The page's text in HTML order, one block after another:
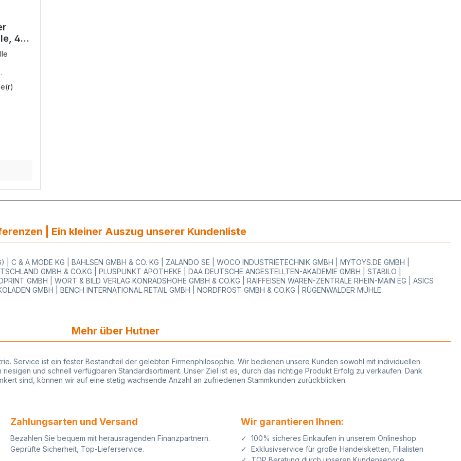
4
sich
für
durch
die
| Ein kleiner Auszug unserer Kundenliste
| C & A MODE KG | BAHLSEN GMBH & CO. KG | ZALANDO SE | WOCO INDUSTRIETECHNIK GMBH | MYTOYS.DE GMBH |
GMBH & CO.KG | PLUSPUNKT APOTHEKE | DAA DEUTSCHE ANGESTELLTEN-AKADEMIE GMBH | STABILO |
GMBH | WORT & BILD VERLAG KONRADSHÖHE GMBH & CO.KG | RAIFFEISEN WAREN-ZENTRALE RHEIN-MAIN EG | ASICS
GMBH | BENCH INTERNATIONAL RETAIL GMBH | NORDFROST GMBH & CO.KG | RÜGENWALDER MÜHLE
Mehr über Hutner
Service ist ein fester Bestandteil der gelebten Firmenphilosophie. Wir bedienen unsere Kunden sowohl mit individuellen
und schnell verfügbaren Standardsortiment. Unser Ziel ist es, durch das richtige Produkt Erfolg zu verkaufen. Dank
sind, können wir auf eine stetig wachsende Anzahl an zufriedenen Stammkunden zurückblicken.
Zahlungsarten und Versand
Bezahlen Sie bequem mit herausragenden Finanzpartnern.
Geprüfte Sicherheit, Top-Lieferservice.
Wir garantieren Ihnen:
✓ 100% sicheres Einkaufen in unserem Onlineshop
✓ Exklusivservice für große Handelsketten, Filialisten